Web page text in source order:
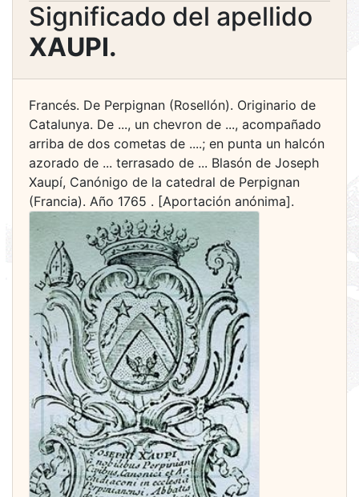
Significado del apellido
XAUPI.
Francés. De Perpignan (Rosellón). Originario de
Catalunya. De ..., un chevron de ..., acompañado
arriba de dos cometas de ....; en punta un halcón
azorado de ... terrasado de ... Blasón de Joseph
Xaupí, Canónigo de la catedral de Perpignan
(Francia). Año 1765 . [Aportación anónima].